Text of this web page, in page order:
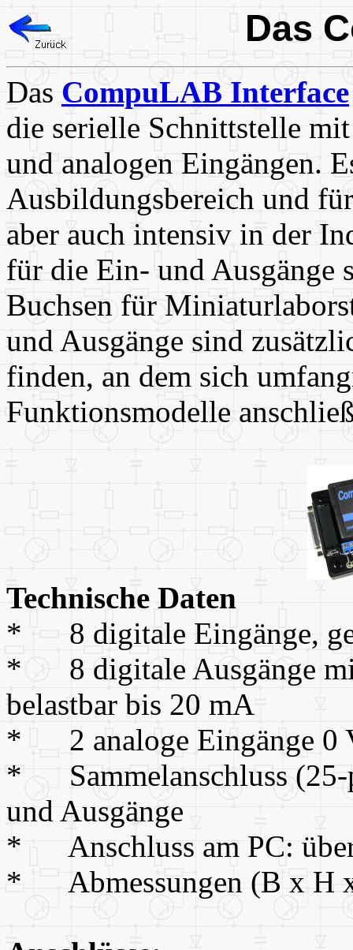
Das
Das CompuLAB Interface
die serielle Schnittstelle
und analogen Eingängen.
Ausbildungsbereich und
aber auch intensiv in der
für die Ein- und Ausgänge
Buchsen für
und Ausgänge sind
finden, an dem sich
Funktionsmodelle
Technische Daten
* 8 digitale Eingänge,
* 8 digitale Ausgänge
belastbar bis 20 mA
* 2 analoge Eingänge 0
* Sammelanschluss (25-
und Ausgänge
* Anschluss am PC:
* Abmessungen (B x H x